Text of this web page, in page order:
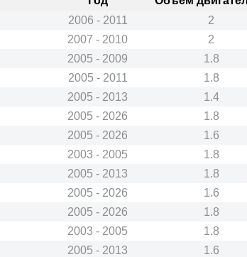
2006 - 2011
2
2007 - 2010
2
2005 - 2009
1.8
2005 - 2011
1.8
2005 - 2013
1.4
2005 - 2026
1.8
2005 - 2026
1.6
2003 - 2005
1.8
2005 - 2013
1.8
2005 - 2026
1.6
2005 - 2026
1.8
2003 - 2005
1.8
2005 - 2013
1.6